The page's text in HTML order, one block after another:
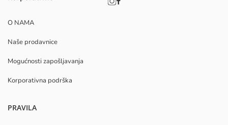
O NAMA
Naše prodavnice
Mogućnosti zapošljavanja
Korporativna podrška
PRAVILA